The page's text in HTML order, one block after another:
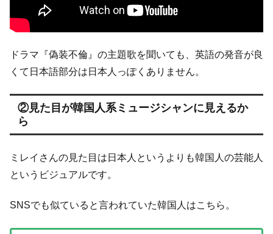
ドラマ『偽装不倫』の主題歌を聞いても、英語の発音が良
くて日本語部分は日本人っぽくありません。
②見た目が韓国人系ミュージシャンに見えるか
ら
ミレイさんの見た目は日本人というよりも韓国人の芸能人
というビジュアルです。
SNSでも似ていると言われていた韓国人はこちら。